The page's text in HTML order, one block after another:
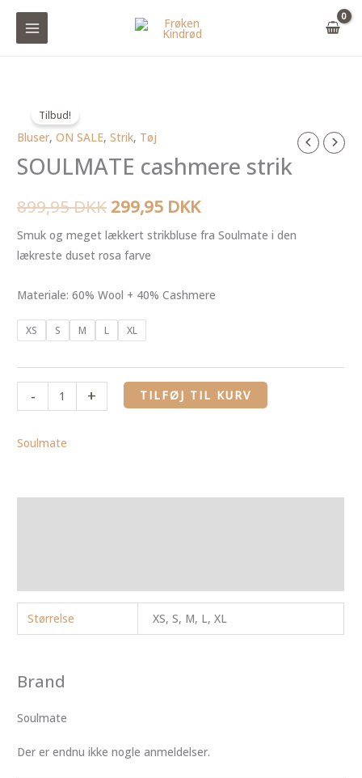
Tilbud!
Bluser,ON SALE,Strik, Tøj
SOULMATE cashmere strik
899,95DKK
Den
oprindelige
pris
var:
299,95 DKK
aktuelle
pris
er:
Smuk og meget lækkert strikbluse fra Soulmate i den
lækreste duset rosa farve
Materiale: 60% Wool + 40% Cashmere
XS S M L XL
-
SOULMATE
cashmere
antal
+ TILFØJ TIL KURV
Soulmate
Størrelse XS, S, M, L, XL
Brand
Soulmate
Der er endnu ikke nogle anmeldelser.